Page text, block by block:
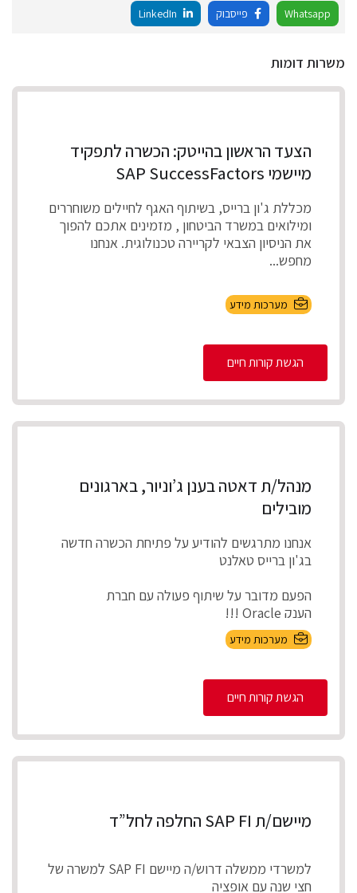
Whatsapp פייסבוק
משרות דומות
הצעד הראשון בהייטק: הכשרה לתפקיד
מיישמי SAP SuccessFactors
מכללת ג'ון ברייס, בשיתוף האגף לחיילים משוחררים
ומילואים במשרד הביטחון , מזמינים אתכם להפוך
את הניסיון הצבאי לקריירה טכנולוגית. אנחנו
מחפש...
מערכות מידע
הגשת קורות חיים
מנהל/ת דאטה בענן ג’וניור, בארגונים
מובילים
אנחנו מתרגשים להודיע על פתיחת הכשרה חדשה
בג'ון ברייס טאלנט
הפעם מדובר על שיתוף פעולה עם חברת
הענק Oracle !!!
תפרנו עבורכם סילבוס הכו...
מערכות מידע
הגשת קורות חיים
מיישם/ת SAP FI החלפה לחל”ד
למשרדי ממשלה דרוש/ה מיישם SAP FI למשרה של
חצי שנה עם אופציה